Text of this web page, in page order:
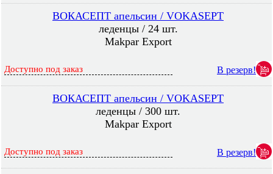
ВОКАСЕПТ апельсин / VOKASEPT
леденцы / 24 шт.
Makpar Export
Доступно под заказ В резерв!
ВОКАСЕПТ апельсин / VOKASEPT
леденцы / 300 шт.
Makpar Export
Доступно под заказ В резерв!